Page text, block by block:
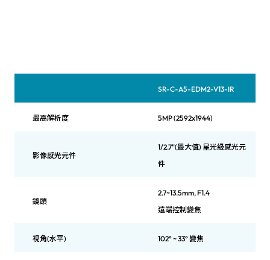
SR-C-A5-EDM2-V13-IR
最高解析度 5MP (2592x1944)
影像感光元件
1/2.7"(最大值) 星光級感光元
件
鏡頭
2.7~13.5mm, F1.4
遠端控制變焦
視角(水平) 102° ~ 33° 變焦